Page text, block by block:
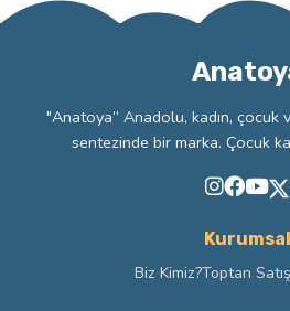
"Anatoya” Anadolu, kadın, çocuk
sentezinde bir marka. Çocuk
Kurumsal
Biz Kimiz?Toptan Satış